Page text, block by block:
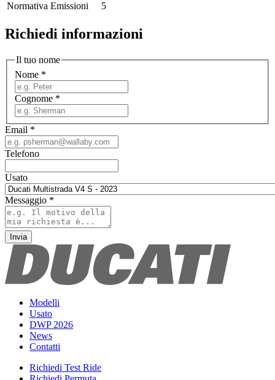
Normativa Emissioni
5
Richiedi informazioni
Il tuo nome
Nome *
Cognome *
Email *
Telefono
Usato
Messaggio *
Invia
Modelli
Usato
DWP 2026
News
Contatti
Richiedi Test Ride